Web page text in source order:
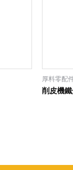
厚料零配
削皮機